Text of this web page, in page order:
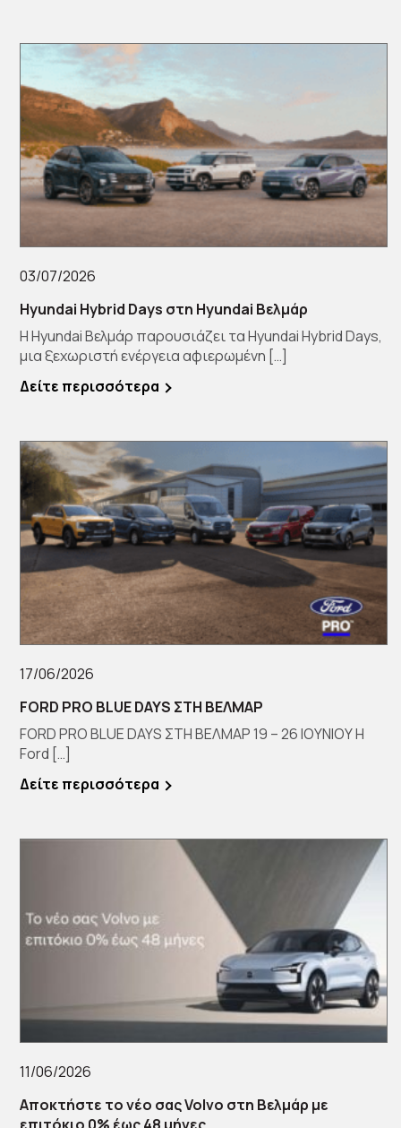
03/07/2026
Hyundai Hybrid Days στη Hyundai Βελμάρ
Η Hyundai Βελμάρ παρουσιάζει τα Hyundai Hybrid Days,
μια ξεχωριστή ενέργεια αφιερωμένη […]
Δείτε περισσότερα
17/06/2026
FORD PRO BLUE DAYS ΣΤΗ ΒΕΛΜΑΡ
FORD PRO BLUE DAYS ΣΤΗ ΒΕΛΜΑΡ 19 – 26 ΙΟΥΝΙΟΥ Η
Ford […]
Δείτε περισσότερα
11/06/2026
Αποκτήστε το νέο σας Volvo στη Βελμάρ με